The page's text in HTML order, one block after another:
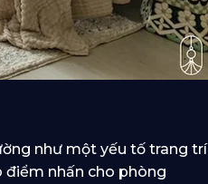
như một yếu tố trang trí
điểm nhấn cho phòng